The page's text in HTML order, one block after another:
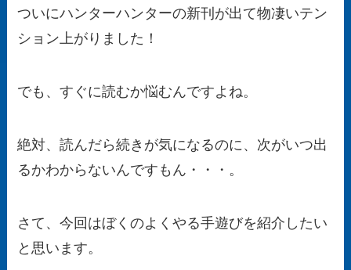
ついにハンターハンターの新刊が出て物凄いテン
ション上がりました！
でも、すぐに読むか悩むんですよね。
絶対、読んだら続きが気になるのに、次がいつ出
るかわからないんですもん・・・。
さて、今回はぼくのよくやる手遊びを紹介したい
と思います。